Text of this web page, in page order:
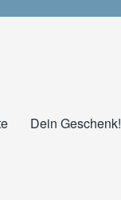
Dein Geschenk!